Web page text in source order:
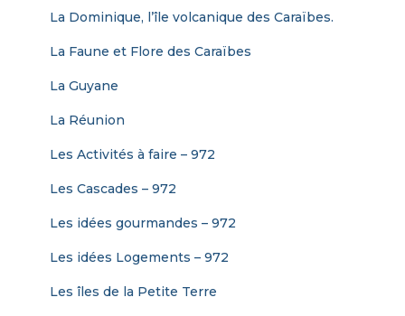
La Dominique, l’île volcanique des Caraïbes.
La Faune et Flore des Caraïbes
La Guyane
La Réunion
Les Activités à faire – 972
Les Cascades – 972
Les idées gourmandes – 972
Les idées Logements – 972
Les îles de la Petite Terre